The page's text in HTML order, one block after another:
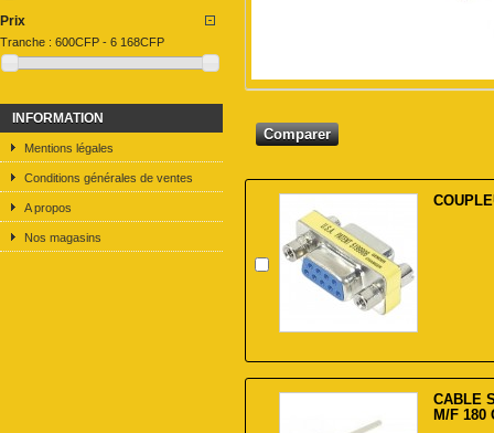
Prix
Tranche : 600CFP - 6 168CFP
INFORMATION
Mentions légales
Conditions générales de ventes
A propos
Nos magasins
CABLE
M/F 180